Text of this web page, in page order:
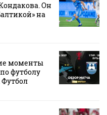
Он
на
моменты
футболу
Футбол